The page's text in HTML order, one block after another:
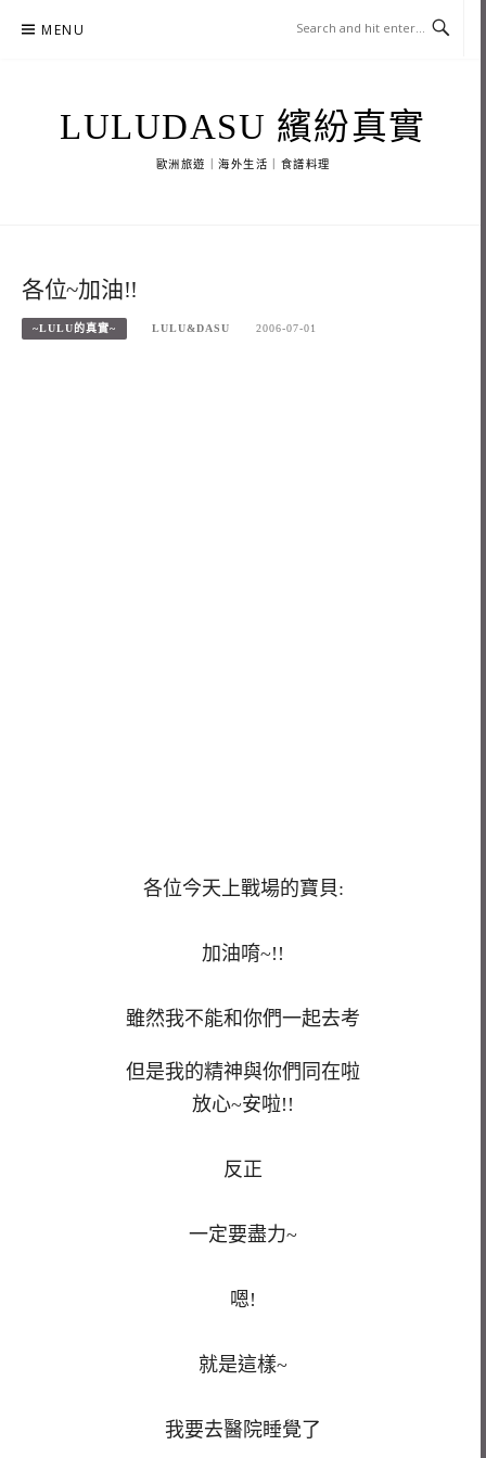
MENU
LULUDASU 繽紛真實
歐洲旅遊｜海外生活｜食譜料理
各位~加油!!
~LULU的真實~ LULU&DASU 2006-07-01
各位今天上戰場的寶貝:
加油唷~!!
雖然我不能和你們一起去考
但是我的精神與你們同在啦
放心~安啦!!
反正
一定要盡力~
嗯!
就是這樣~
我要去醫院睡覺了